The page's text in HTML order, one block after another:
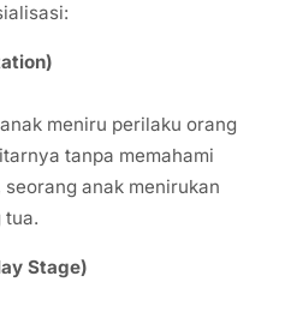
meniru perilaku orang
tanpa memahami
anak menirukan
tua.
Stage)